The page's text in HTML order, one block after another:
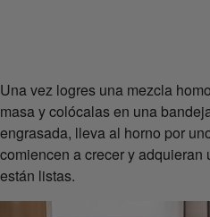
Una vez logres una mezcla
masa y colócalas en una
engrasada, lleva al horno por
comiencen a crecer y adquieran
están listas.